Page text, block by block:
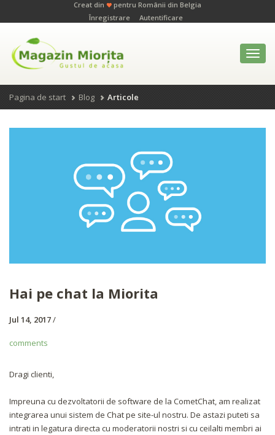
Creat din
pentru Românii din Belgia
Înregistrare
Autentificare
Pagina de start Blog Articole
Hai pe chat la Miorita
Jul 14, 2017/
comments
Dragi clienti,
Impreuna cu dezvoltatorii de software de la CometChat, am realizat
integrarea unui sistem de Chat pe site-ul nostru. De astazi puteti sa
intrati in legatura directa cu moderatorii nostri si cu ceilalti membri ai